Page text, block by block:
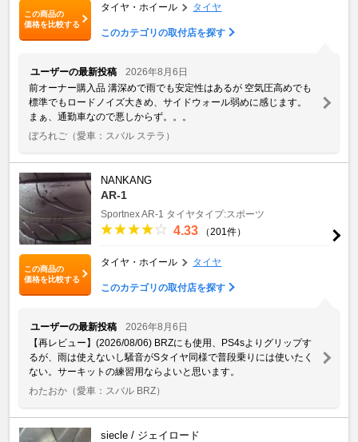
この商品の
価格を比較する
タイヤ・ホイール タイヤ
このカテゴリの取付店を探す
ユーザーの最新投稿
2026年8月6日
前オーナー購入品 溝深めで雨でも安定性はあるが 空気圧高めでも
標準でもロードノイズ大きめ、サイドウォール弱めに感じます。
まぁ、通勤車なので悪しからず。。。
ぼろれご （愛車：スバル ステラ）
この商品の
価格を比較する
NANKANG
AR-1
SportnexAR-1 タイヤタイプ:スポーツ
4.33 （201件）
タイヤ・ホイール タイヤ
このカテゴリの取付店を探す
ユーザーの最新投稿
2026年8月6日
【再レビュー】(2026/08/06) BRZにも使用、PS4sよりグリップす
るが、雨は使えないし騒音がSタイヤ同様で普段乗りには使いたく
ない。サーキットの練習用ならよいと思います。
わたおか （愛車：スバル BRZ）
siecle / ジェイロード